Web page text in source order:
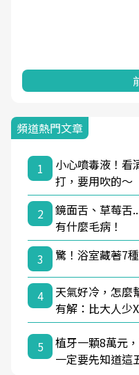
頻道熱門文章
1
小心噴毒液！看
打，要用吹的～
2
鏡面舌、草莓舌
有什麼毛病！
3
驚！浴室藏著7
4
天氣好冷，怎麼
有解：比大人少
5
植牙一顆8萬元
一定要先知道這